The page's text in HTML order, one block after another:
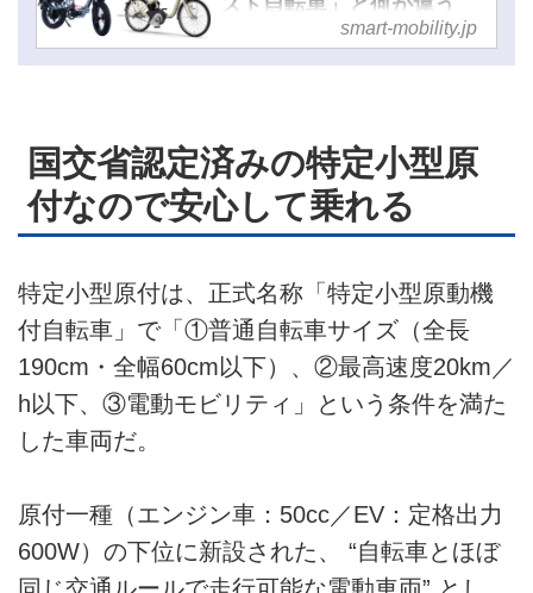
の？ - スマートモビリティ
JP
smart-mobility.jp
国交省認定済みの特定小型原
付なので安心して乗れる
特定小型原付は、正式名称「特定小型原動機
付自転車」で「①普通自転車サイズ（全長
190cm・全幅60cm以下）、②最高速度20km／
h以下、③電動モビリティ」という条件を満た
した車両だ。
原付一種（エンジン車：50cc／EV：定格出力
600W）の下位に新設された、 “自転車とほぼ